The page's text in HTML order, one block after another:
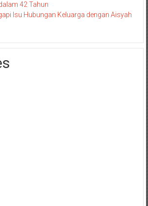
42 Tahun
Isu Hubungan Keluarga dengan Aisyah